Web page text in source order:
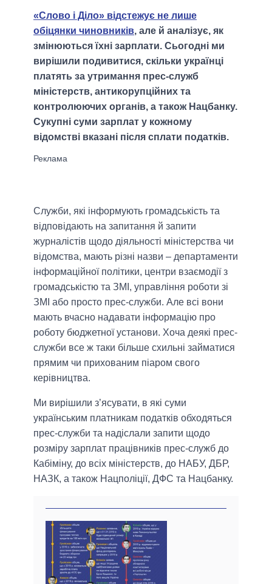
«Слово і Діло» відстежує не лише
обіцянки чиновників, але й аналізує, як
змінюються їхні зарплати. Сьогодні ми
вирішили подивитися, скільки українці
платять за утримання прес-служб
міністерств, антикорупційних та
контролюючих органів, а також Нацбанку.
Сукупні суми зарплат у кожному
відомстві вказані після сплати податків.
Служби, які інформують громадськість та
відповідають на запитання й запити
журналістів щодо діяльності міністерства чи
відомства, мають різні назви – департаменти
інформаційної політики, центри взаємодії з
громадськістю та ЗМІ, управління роботи зі
ЗМІ або просто прес-служби. Але всі вони
мають вчасно надавати інформацію про
роботу бюджетної установи. Хоча деякі прес-
служби все ж таки більше схильні займатися
прямим чи прихованим піаром свого
керівництва.
Ми вирішили з’ясувати, в які суми
українським платникам податків обходяться
прес-служби та надіслали запити щодо
розміру зарплат працівників прес-служб до
Кабіміну, до всіх міністерств, до НАБУ, ДБР,
НАЗК, а також Нацполіції, ДФС та Нацбанку.